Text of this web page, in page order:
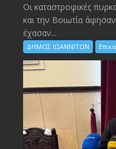
Οι καταστροφικές
και την Bοιωτία
έχασαν...
ΔΗΜΟΣ ΙΩΑΝΝΙΤΩΝ